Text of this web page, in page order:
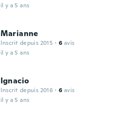
il y a 5 ans
Marianne
Inscrit depuis 2015 · 6 avis
il y a 5 ans
Ignacio
Inscrit depuis 2016 · 6 avis
il y a 5 ans